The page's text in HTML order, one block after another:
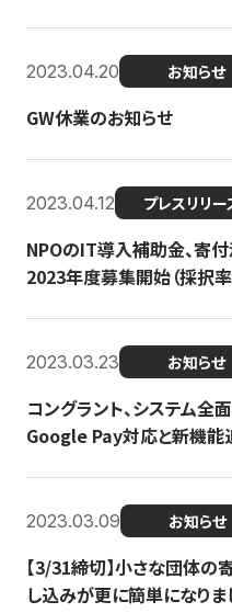
2023.04.20 お知らせ
GW休業のお知らせ
2023.04.12 プレスリリー
NPOのIT導入補助金、寄付
2023年度募集開始（採択
2023.03.23 お知らせ
コングラント、システム全
Google Pay対応と新機能
2023.03.09 お知らせ
【3/31締切】小さな団体
し込みが更に簡単になりま